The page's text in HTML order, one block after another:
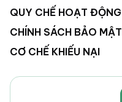
QUY CHẾ HOẠT ĐỘNG
CHÍNH SÁCH BẢO MẬT
CƠ CHẾ KHIẾU NẠI